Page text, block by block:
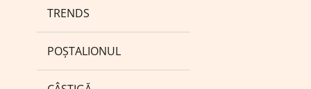
TRENDS
POȘTALIONUL